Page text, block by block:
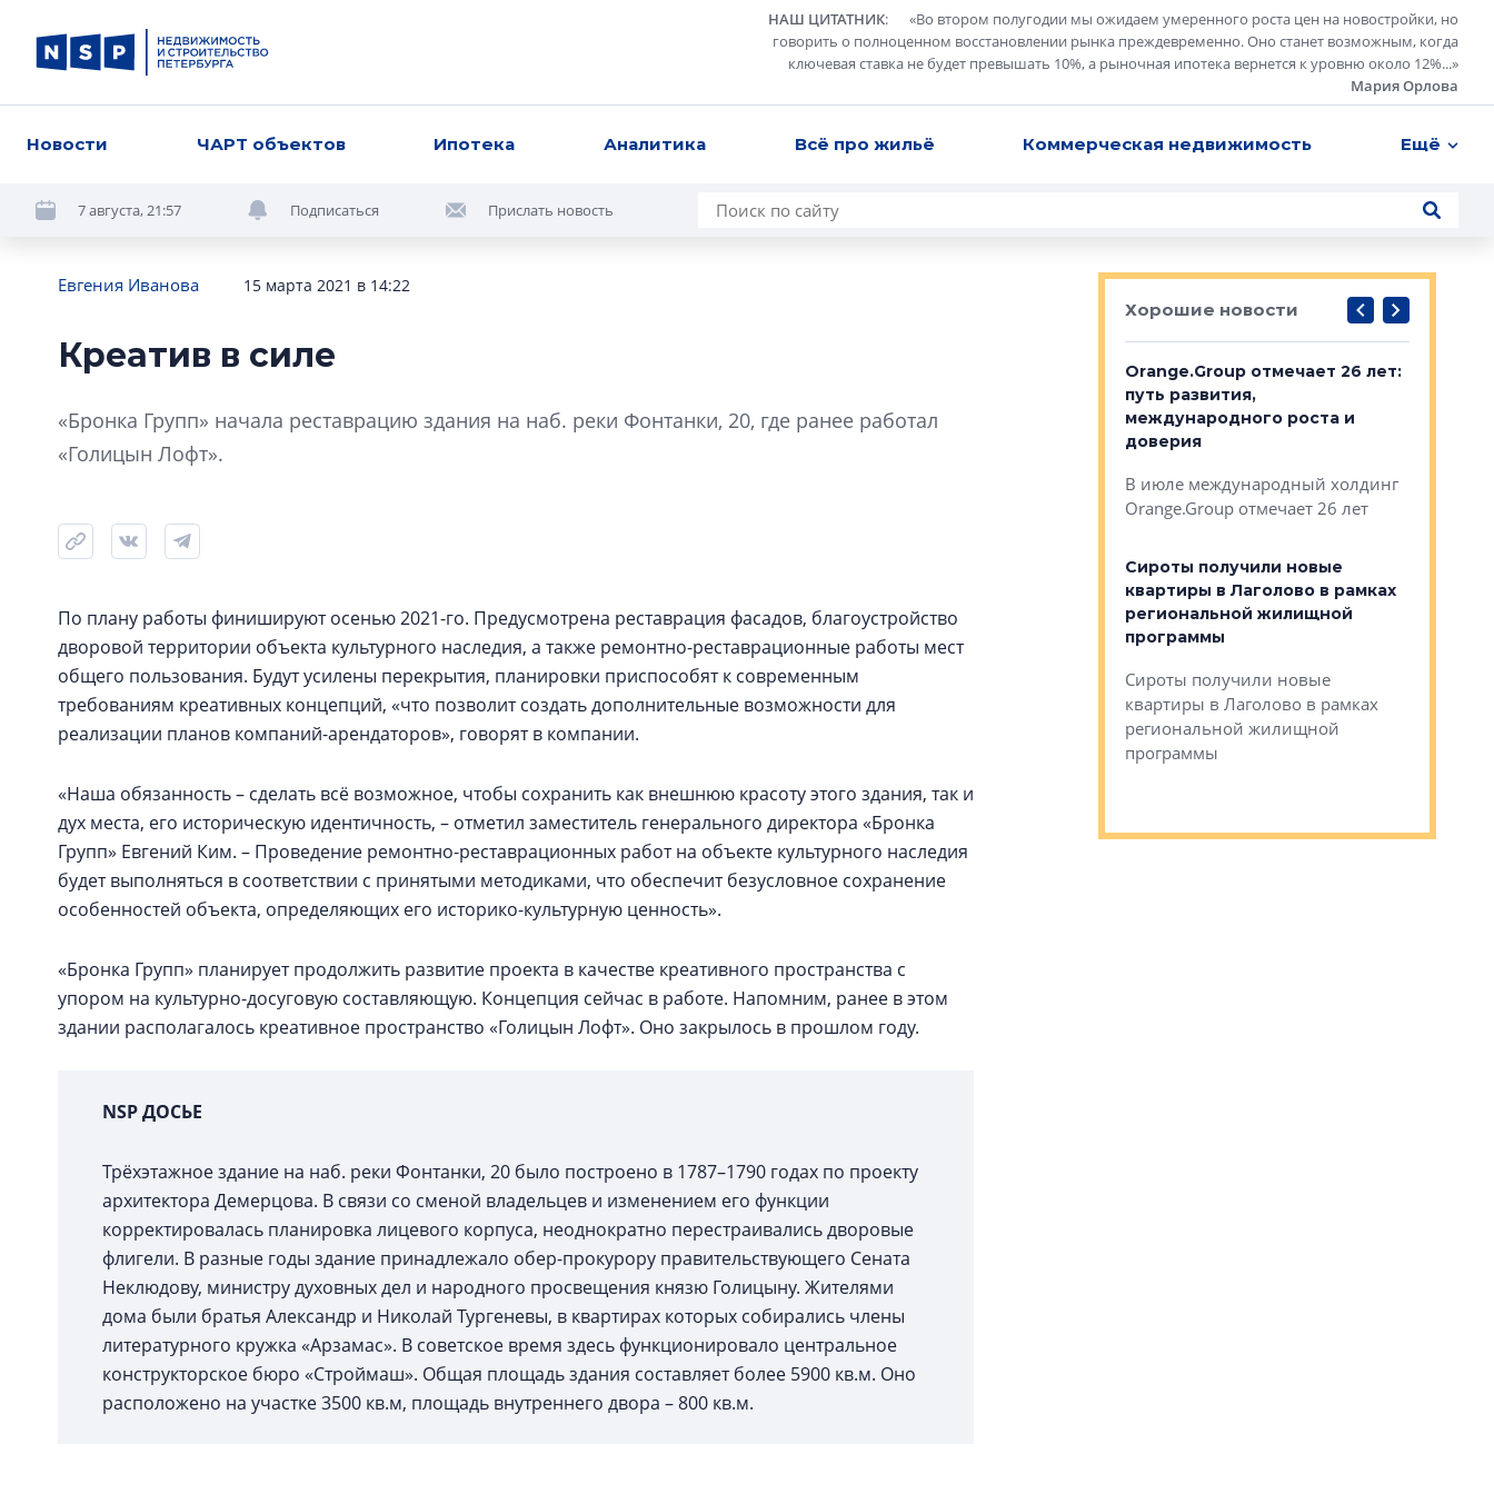
НАШ ЦИТАТНИК: «Во втором полугодии мы ожидаем умеренного роста цен на новостройки, но
говорить о полноценном восстановлении рынка преждевременно. Оно станет возможным, когда
ключевая ставка не будет превышать 10%, а рыночная ипотека вернется к уровню около 12%...»
Мария Орлова
Новости ЧАРТ объектов Ипотека Аналитика Всё про жильё Коммерческая недвижимость Ещё
7 августа, 21:57 Подписаться Прислать новость
Евгения Иванова 15 марта 2021 в 14:22
Креатив в силе
«Бронка Групп» начала реставрацию здания на наб. реки Фонтанки, 20, где ранее работал
«Голицын Лофт».
По плану работы финишируют осенью 2021-го. Предусмотрена реставрация фасадов, благоустройство
дворовой территории объекта культурного наследия, а также ремонтно-реставрационные работы мест
общего пользования. Будут усилены перекрытия, планировки приспособят к современным
требованиям креативных концепций, «что позволит создать дополнительные возможности для
реализации планов компаний-арендаторов», говорят в компании.
«Наша обязанность – сделать всё возможное, чтобы сохранить как внешнюю красоту этого здания, так и
дух места, его историческую идентичность, – отметил заместитель генерального директора «Бронка
Групп» Евгений Ким. – Проведение ремонтно-реставрационных работ на объекте культурного наследия
будет выполняться в соответствии с принятыми методиками, что обеспечит безусловное сохранение
особенностей объекта, определяющих его историко-культурную ценность».
«Бронка Групп» планирует продолжить развитие проекта в качестве креативного пространства с
упором на культурно-досуговую составляющую. Концепция сейчас в работе. Напомним, ранее в этом
здании располагалось креативное пространство «Голицын Лофт». Оно закрылось в прошлом году.
NSPДОСЬЕ
Трёхэтажное здание на наб. реки Фонтанки, 20 было построено в 1787–1790 годах по проекту
архитектора Демерцова. В связи со сменой владельцев и изменением его функции
корректировалась планировка лицевого корпуса, неоднократно перестраивались дворовые
флигели. В разные годы здание принадлежало обер-прокурору правительствующего Сената
Неклюдову, министру духовных дел и народного просвещения князю Голицыну. Жителями
дома были братья Александр и Николай Тургеневы, в квартирах которых собирались члены
литературного кружка «Арзамас». В советское время здесь функционировало центральное
конструкторское бюро «Строймаш». Общая площадь здания составляет более 5900 кв.м. Оно
расположено на участке 3500 кв.м, площадь внутреннего двора – 800 кв.м.
Хорошие новости
Гала-концертом завершился
один центр совмещенного
образования
В Красногвардейском районе
Петербурга появился еще один
Orange.Group отмечает 26 лет:
путь развития,
международного роста и
доверия
В июле международный холдинг
Orange.Group отмечает 26 лет
Сироты получили новые
квартиры в Лаголово в рамках
региональной жилищной
программы
Сироты получили новые
квартиры в Лаголово в рамках
региональной жилищной
программы